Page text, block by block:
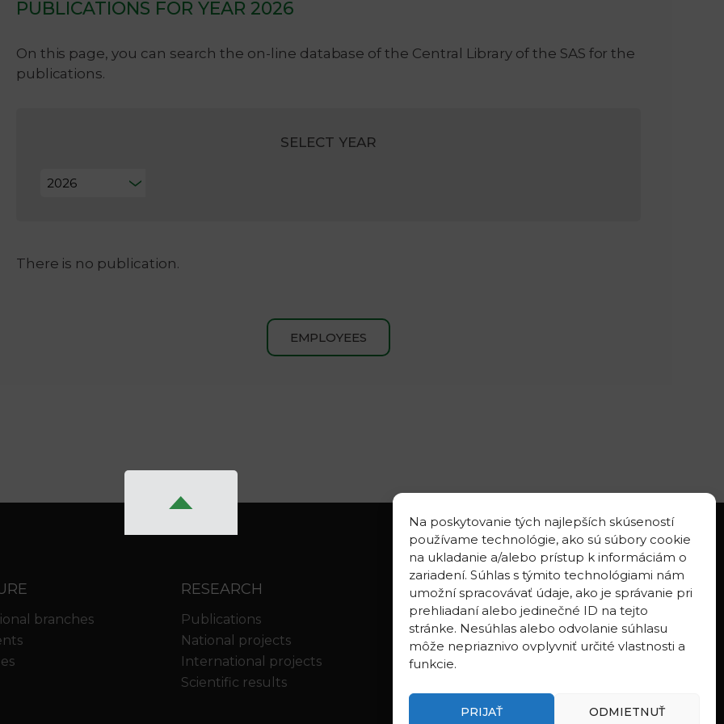
Na poskytovanie tých najlepších skúseností
používame technológie, ako sú súbory cookie
na ukladanie a/alebo prístup k informáciám o
zariadení. Súhlas s týmito technológiami nám
umožní spracovávať údaje, ako je správanie pri
prehliadaní alebo jedinečné ID na tejto
stránke. Nesúhlas alebo odvolanie súhlasu
môže nepriaznivo ovplyvniť určité vlastnosti a
funkcie.
PRIJAŤ ODMIETNUŤ
PUBLICATIONS FOR YEAR 2026
On this page, you can search the on-line database of the Central Library of the SAS for the
publications.
SELECT YEAR
There is no publication.
EMPLOYEES
branches
RESEARCH
Publications
National projects
International projects
Scientific results
LINKS
Geologica Carpathica
Contributions to Geophysics and
Geodesy
Webmail BB